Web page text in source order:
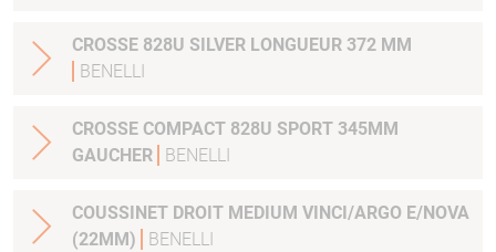
CROSSE 828U SILVER LONGUEUR 372 MM
BENELLI
CROSSE COMPACT 828U SPORT 345MM
GAUCHER
BENELLI
COUSSINET DROIT MEDIUM VINCI/ARGO E/NOVA
(22MM)
BENELLI